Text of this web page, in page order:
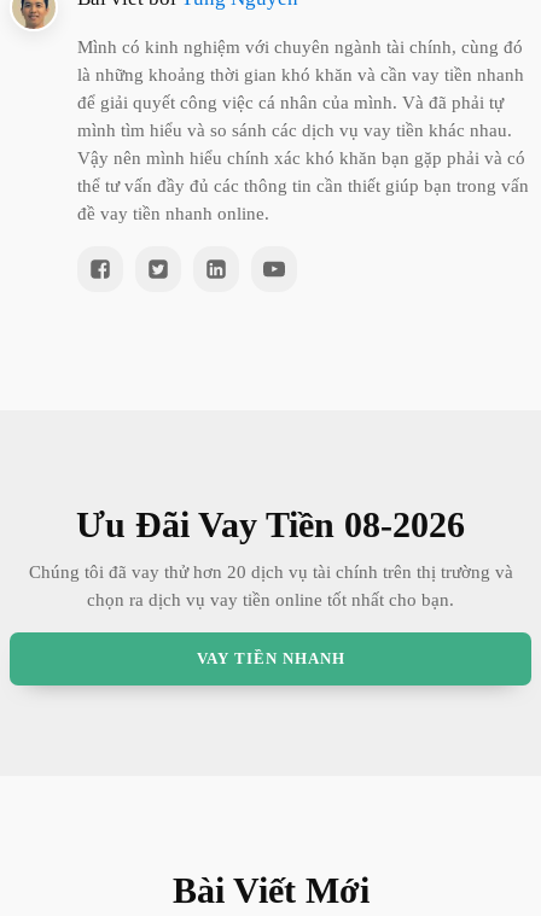
Mình có kinh nghiệm với chuyên ngành tài chính, cùng đó
là những khoảng thời gian khó khăn và cần vay tiền nhanh
để giải quyết công việc cá nhân của mình. Và đã phải tự
mình tìm hiểu và so sánh các dịch vụ vay tiền khác nhau.
Vậy nên mình hiểu chính xác khó khăn bạn gặp phải và có
thể tư vấn đầy đủ các thông tin cần thiết giúp bạn trong vấn
đề vay tiền nhanh online.
Ưu Đãi Vay Tiền 08-2026
Chúng tôi đã vay thử hơn 20 dịch vụ tài chính trên thị trường và
chọn ra dịch vụ vay tiền online tốt nhất cho bạn.
VAY TIỀN NHANH
Bài Viết Mới